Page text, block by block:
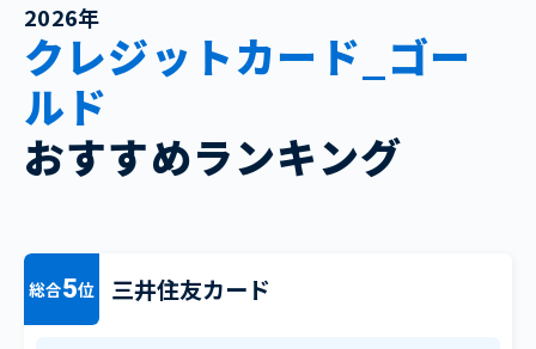
2026年
クレジットカード_ゴー
ルド
おすすめランキング
総合5位 三井住友カード